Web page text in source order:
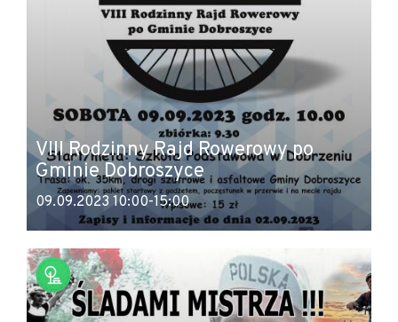
VIII Rodzinny Rajd Rowerowy po
Gminie Dobroszyce
09.09.2023 10:00-15:00